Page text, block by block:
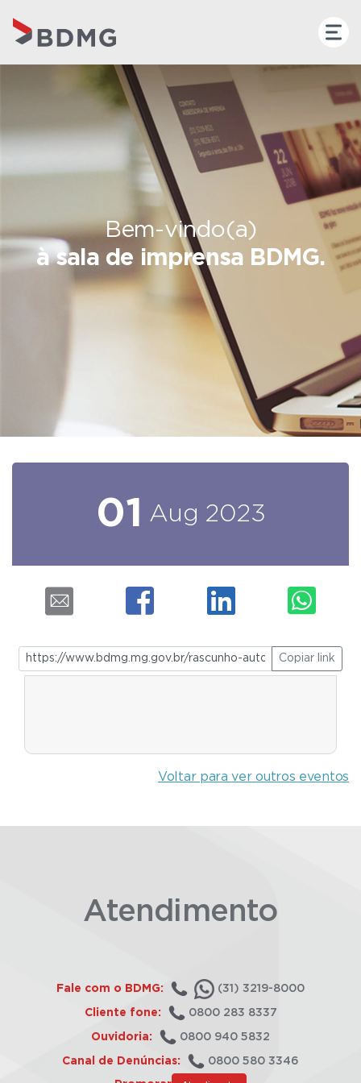
Bem-vindo(a)
à sala de imprensa BDMG.
01 Aug 2023
Copiar link
Voltar para ver outros eventos
Atendimento
Fale com o BDMG: (31) 3219-8000
Cliente fone: 0800 283 8337
Ouvidoria: 0800 940 5832
Canal de Denúncias: 0800 580 3346